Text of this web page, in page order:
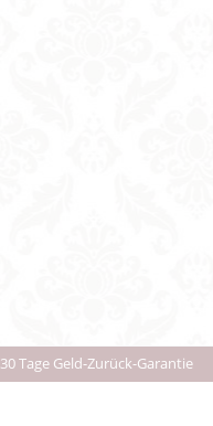
30 Tage Geld-Zurück-Garantie